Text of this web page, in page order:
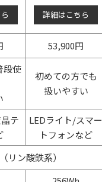
詳細はこちら
53,900円
段使
初めての方でも
扱いやすい
テ
LEDライト/スマー
トフォンなど
リン酸鉄系）